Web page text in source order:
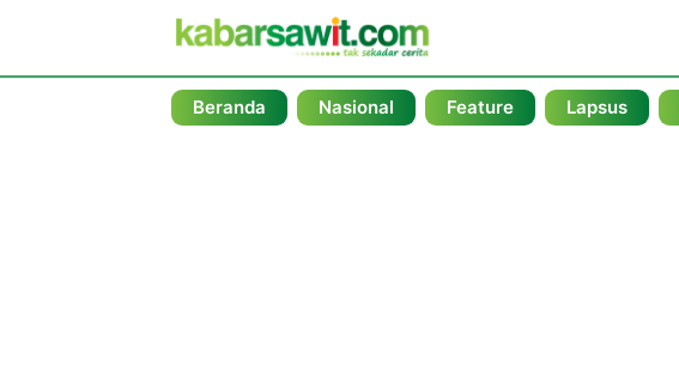
Beranda Nasional Feature Lapsus